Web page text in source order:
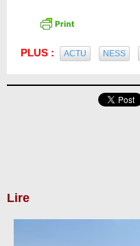
PLUS : ACTU NESS
Lire